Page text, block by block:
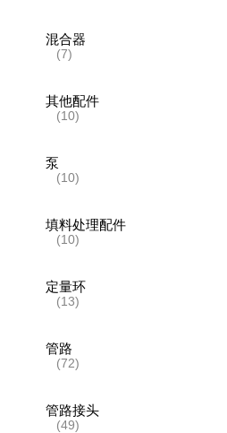
混合器
(7)
其他配件
(10)
泵
(10)
填料处理配件
(10)
定量环
(13)
管路
(72)
管路接头
(49)